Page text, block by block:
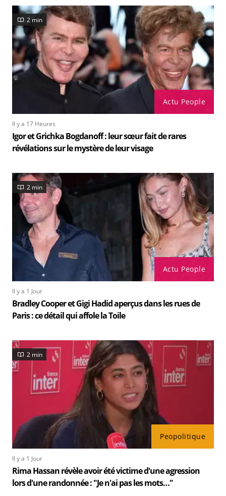
Actu People
2 min
Il y a 17 Heures
Igor et Grichka Bogdanoff : leur sœur fait de rares
révélations sur le mystère de leur visage
Actu People
2 min
Il y a 1 Jour
Bradley Cooper et Gigi Hadid aperçus dans les rues de
Paris : ce détail qui affole la Toile
Peopolitique
2 min
Il y a 1 Jour
Rima Hassan révèle avoir été victime d'une agression
lors d'une randonnée : "Je n'ai pas les mots…"